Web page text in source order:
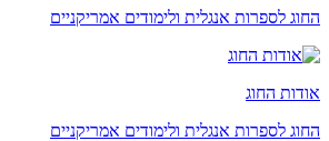
החוג לספרות אנגלית ולימודים אמריקניים
אודות החוג
החוג לספרות אנגלית ולימודים אמריקניים